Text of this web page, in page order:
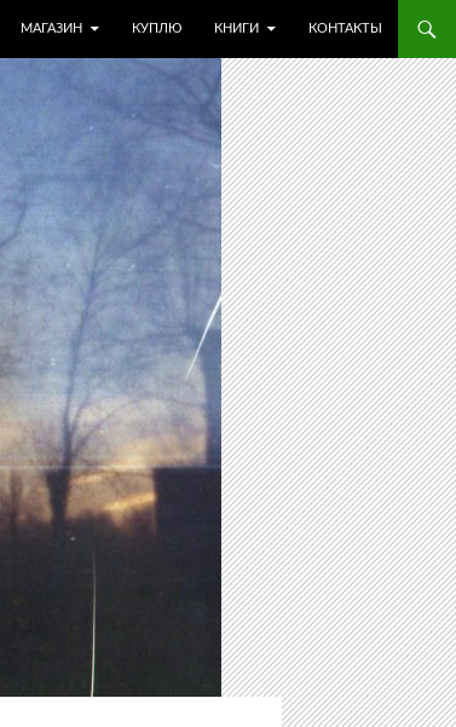
МАГАЗИН КУПЛЮ КНИГИ КОНТАКТЫ